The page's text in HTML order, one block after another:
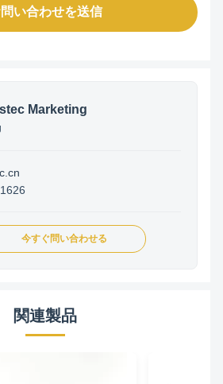
い合わせを送信
Marketing
今すぐ問い合わせる
関連製品